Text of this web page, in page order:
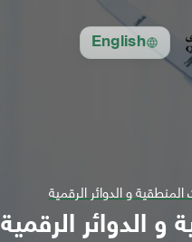
English
المنطقية و الدوائر الرقمية
و الدوائر الرقمية